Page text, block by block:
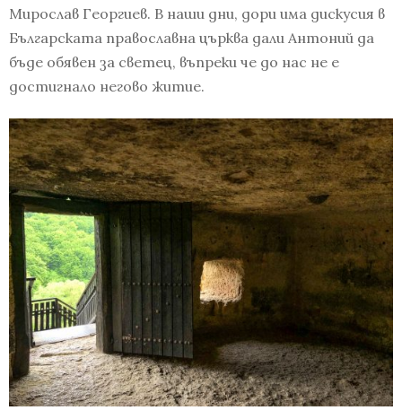
Мирослав Георгиев. В наши дни, дори има дискусия в
Българската православна църква дали Антоний да
бъде обявен за светец, въпреки че до нас не е
достигнало негово житие.